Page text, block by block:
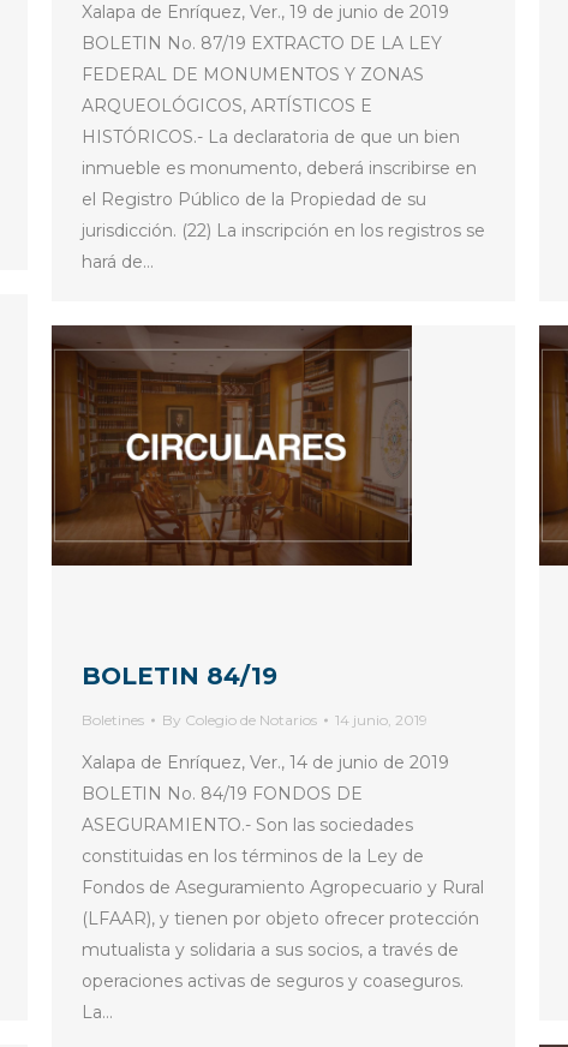
Xalapa de Enríquez, Ver., 19 de junio de 2019
BOLETIN No. 87/19 EXTRACTO DE LA LEY
FEDERAL DE MONUMENTOS Y ZONAS
ARQUEOLÓGICOS, ARTÍSTICOS E
HISTÓRICOS.- La declaratoria de que un bien
inmueble es monumento, deberá inscribirse en
el Registro Público de la Propiedad de su
jurisdicción. (22) La inscripción en los registros se
hará de…
BOLETIN 84/19
Boletines By Colegio de Notarios 14 junio, 2019
Xalapa de Enríquez, Ver., 14 de junio de 2019
BOLETIN No. 84/19 FONDOS DE
ASEGURAMIENTO.- Son las sociedades
constituidas en los términos de la Ley de
Fondos de Aseguramiento Agropecuario y Rural
(LFAAR), y tienen por objeto ofrecer protección
mutualista y solidaria a sus socios, a través de
operaciones activas de seguros y coaseguros.
La…